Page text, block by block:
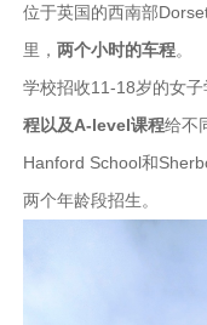
位于英国的西南部
里， 两个小时的车程。
学校招收11-18岁的女
程以及A-level课程给不
Hanford School和
两个年龄段招生。